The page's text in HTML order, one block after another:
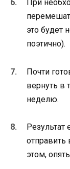
При
это будет
поэтично).
Почти
вернуть в
неделю.
Результат
отправить
этом,